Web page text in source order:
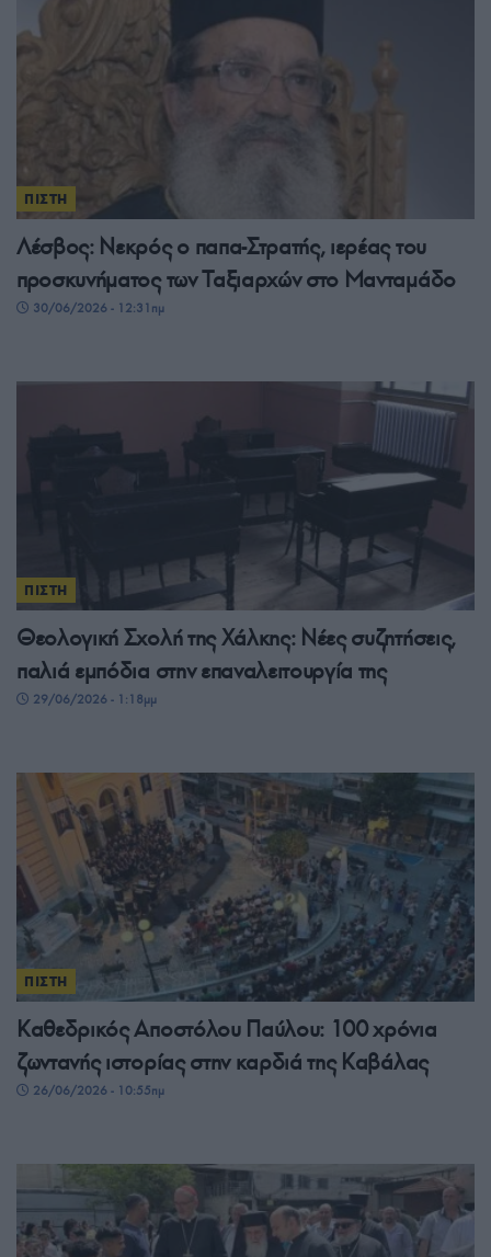
ΠΙΣΤΗ
Λέσβος: Νεκρός ο παπα-Στρατής, ιερέας του
προσκυνήματος των Ταξιαρχών στο Μανταμάδο
30/06/2026 - 12:31πμ
ΠΙΣΤΗ
Θεολογική Σχολή της Χάλκης: Νέες συζητήσεις,
παλιά εμπόδια στην επαναλειτουργία της
29/06/2026 - 1:18μμ
ΠΙΣΤΗ
Καθεδρικός Αποστόλου Παύλου: 100 χρόνια
ζωντανής ιστορίας στην καρδιά της Καβάλας
26/06/2026 - 10:55πμ